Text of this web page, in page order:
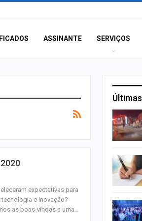
ASSINANTE SERVIÇOS
expectativas para
e inovação?
as boas-vindas a uma…
Últimas
Inscrições para exame de
PSD oficializa candidatura
de Fábio Mitidieri ao